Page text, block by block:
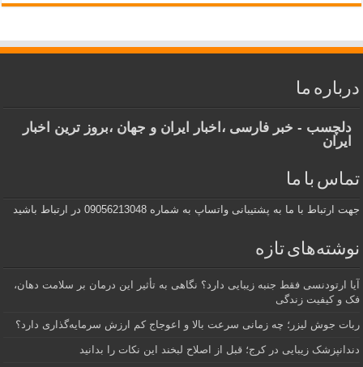
درباره ما
دلچسب - خبر فارسی ،اخبار ایران و جهان ،بروز ترین اخبار
ایران
تماس با ما
جهت ارتباط با ما به پشتیبانی واتساپ به شماره 09056213048 در ارتباط باشید
نوشته‌های تازه
آیا ارتودنسی فقط جنبه زیبایی دارد؟ نگاهی به تأثیر این درمان بر سلامت دهان،
فک و کیفیت زندگی
ربات جوش لیزر؛ چه زمانی سرعت بالا و اعوجاج کم ارزش سرمایه‌گذاری دارد؟
دندانپزشک زیبایی در کرج؛ قبل از اصلاح لبخند این نکات را بدانید